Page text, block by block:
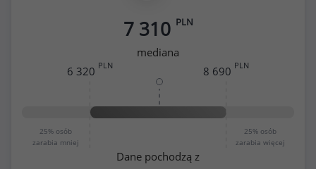
7 310 PLN
mediana
25% osób
zarabia mniej
25% osób
zarabia więcej
6 320 PLN 8 690 PLN
Dane pochodzą z